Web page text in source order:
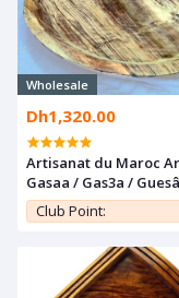
Wholesale
Dh1,320.00
Artisanat du Maroc
Gasaa / Gas3a /
à couscous en Bois
Club Point: